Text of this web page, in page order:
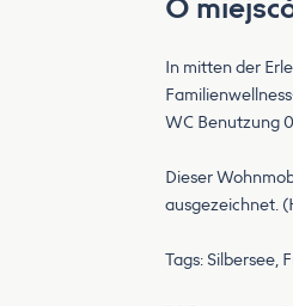
O
In mitten der
WC Benutzung
Dieser
ausgezeichnet.
Tags: Silbersee,